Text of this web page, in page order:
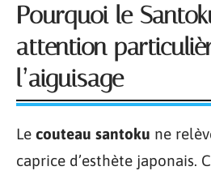
Pourquoi le
attention
l’aiguisage
Le couteau santoku ne
caprice d’esthète japonais.